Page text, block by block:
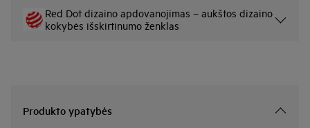
Red Dot dizaino apdovanojimas – aukštos dizaino
kokybės išskirtinumo ženklas
Produkto ypatybės